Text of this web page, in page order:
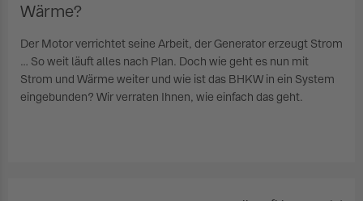
Wärme?
Der Motor verrichtet seine Arbeit, der Generator erzeugt Strom
… So weit läuft alles nach Plan. Doch wie geht es nun mit
Strom und Wärme weiter und wie ist das BHKW in ein System
eingebunden? Wir verraten Ihnen, wie einfach das geht.